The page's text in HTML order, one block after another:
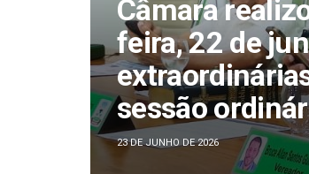
MATÉRIA EM DESTAQUE
Câmara
Reunião
9 DE JUNHO DE 2026